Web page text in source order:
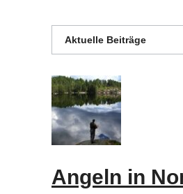
Aktuelle Beiträge
Angeln in